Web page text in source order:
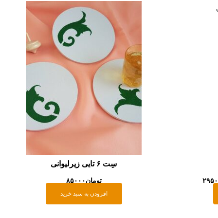
سِت ۶ تایی زیرلیوانی
تومان۸۵۰۰۰
افزودن به سبد خرید